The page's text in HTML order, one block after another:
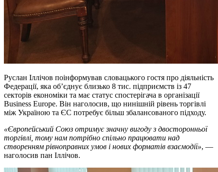
Руслан Іллічов поінформував словацького гостя про діяльність
Федерації, яка об’єднує близько 8 тис. підприємств із 47
секторів економіки та має статус спостерігача в організації
Business Europe. Він наголосив, що нинішній рівень торгівлі
між Україною та ЄС потребує більш збалансованого підходу.
«Європейський Союз отримує значну вигоду з двосторонньої
торгівлі, тому нам потрібно спільно працювати над
створенням рівноправних умов і нових форматів взаємодії», —
наголосив пан Іллічов.